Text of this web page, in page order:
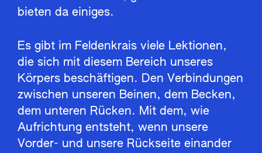
bieten da einiges.
Es gibt im Feldenkrais viele Lektionen,
die sich mit diesem Bereich unseres
Körpers beschäftigen. Den Verbindungen
zwischen unseren Beinen, dem Becken,
dem unteren Rücken. Mit dem, wie
Aufrichtung entsteht, wenn unsere
Vorder- und unsere Rückseite einander